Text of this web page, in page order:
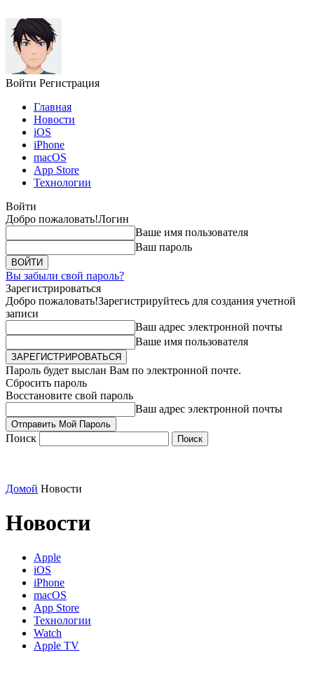
Войти Регистрация
Главная
Новости
iOS
iPhone
macOS
App Store
Технологии
Войти
Добро пожаловать!Логин
Ваше имя пользователя
Ваш пароль
Вы забыли свой пароль?
Зарегистрироваться
Добро пожаловать!Зарегистрируйтесь для создания учетной
записи
Ваш адрес электронной почты
Ваше имя пользователя
Пароль будет выслан Вам по электронной почте.
Сбросить пароль
Восстановите свой пароль
Ваш адрес электронной почты
Поиск
Домой Новости
Новости
Apple
iOS
iPhone
macOS
App Store
Технологии
Watch
Apple TV